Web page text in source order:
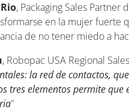
, Packaging Sales
en la mujer fuerte
de no tener miedo a
, Robopac USA Regional
la red de contactos,
tres elementos permite que
"